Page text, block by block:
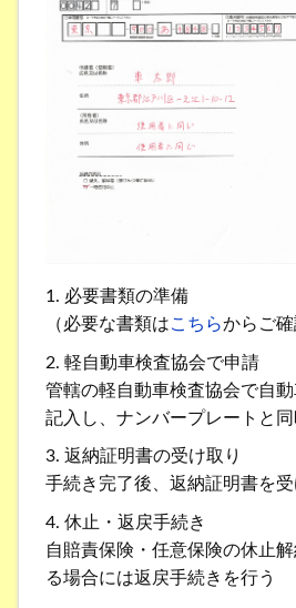
1. 必要書類の準備
（必要な書類はこちらからご確
2. 軽自動車検査協会で申請
管轄の軽自動車検査協会で自
記入し、ナンバープレートと
3. 返納証明書の受け取り
手続き完了後、返納証明書を受
4. 休止・返戻手続き
自賠責保険・任意保険の休止
る場合には返戻手続きを行う